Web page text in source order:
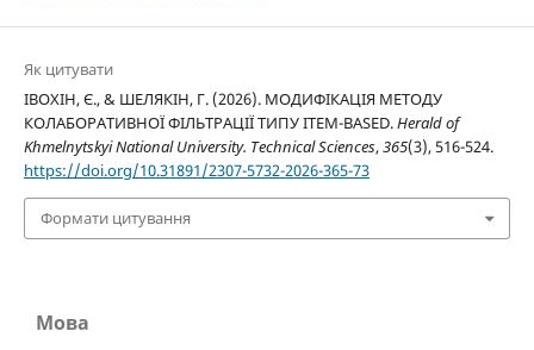
Як цитувати
ІВОХІН, Є., & ШЕЛЯКІН, Г. (2026). МОДИФІКАЦІЯ МЕТОДУ
КОЛАБОРАТИВНОЇ ФІЛЬТРАЦІЇ ТИПУ ITEM-BASED.Herald of
Khmelnytskyi National University. Technical Sciences,365(3), 516-524.
https://doi.org/10.31891/2307-5732-2026-365-73
Формати цитування
Мова